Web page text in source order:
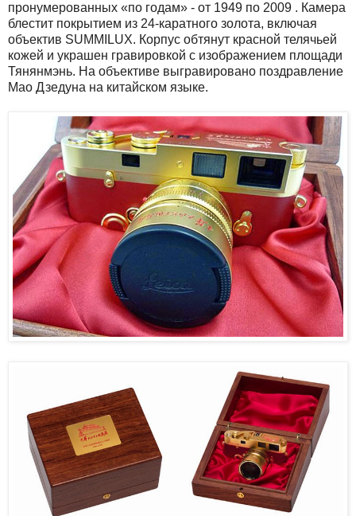
пронумерованных «по годам» - от 1949 по 2009 . Камера
блестит покрытием из 24-каратного золота, включая
объектив SUMMILUX. Корпус обтянут красной телячьей
кожей и украшен гравировкой с изображением площади
Тянянмэнь. На объективе выгравировано поздравление
Мао Дзедуна на китайском языке.